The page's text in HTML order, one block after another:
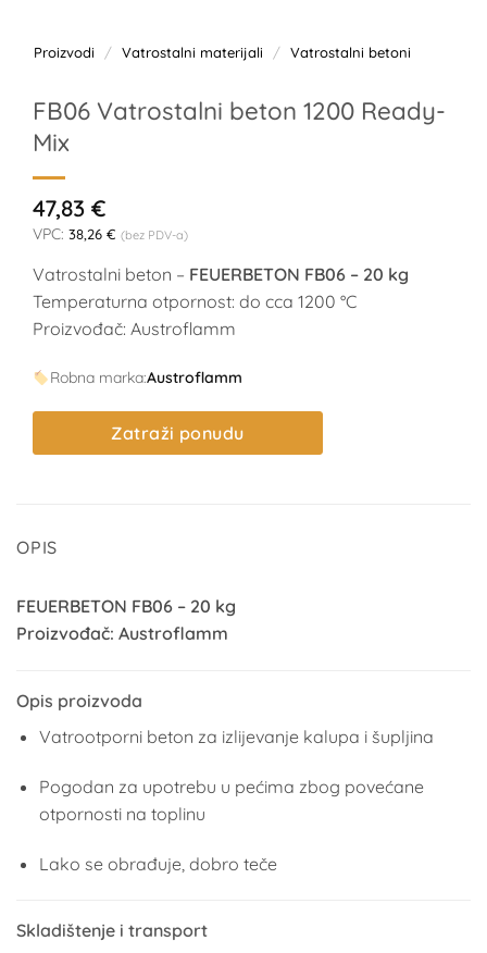
Proizvodi / Vatrostalni materijali / Vatrostalni betoni
FB06 Vatrostalni beton 1200 Ready-
Mix
47,83 €
VPC: 38,26 € (bez PDV-a)
Vatrostalni beton – FEUERBETON FB06 – 20 kg
Temperaturna otpornost: do cca 1200 °C
Proizvođač: Austroflamm
Robna marka:Austroflamm
Zatraži ponudu
OPIS
FEUERBETON FB06 – 20 kg
Proizvođač: Austroflamm
Opis proizvoda
Vatrootporni beton za izlijevanje kalupa i šupljina
Pogodan za upotrebu u pećima zbog povećane
otpornosti na toplinu
Lako se obrađuje, dobro teče
Skladištenje i transport